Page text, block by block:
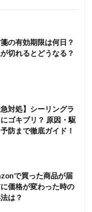
の有効期限は何日？
切れるとどうなる？
急対処】シーリングラ
ゴキブリ？ 原因・駆
防まで徹底ガイド！
で買った商品が届
に価格が変わった時の
は？